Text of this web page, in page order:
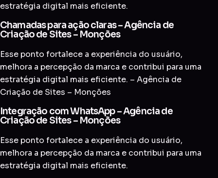
estratégia digital mais eficiente.
Chamadas para ação claras – Agência de
Criação de Sites – Monções
Esse ponto fortalece a experiência do usuário,
melhora a percepção da marca e contribui para uma
estratégia digital mais eficiente. – Agência de
Criação de Sites – Monções
Integração com WhatsApp – Agência de
Criação de Sites – Monções
Esse ponto fortalece a experiência do usuário,
melhora a percepção da marca e contribui para uma
estratégia digital mais eficiente.